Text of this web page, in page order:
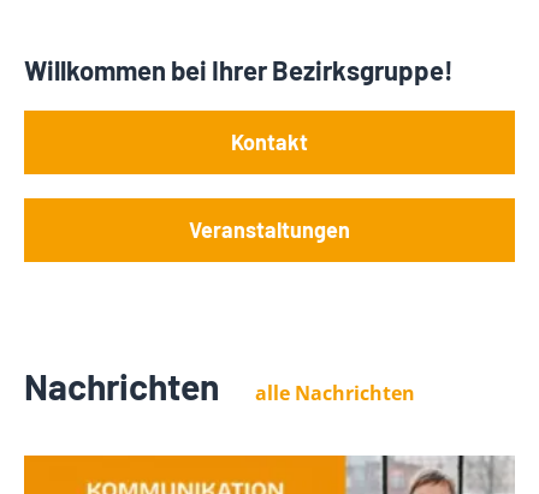
Willkommen bei Ihrer Bezirksgruppe!
Veranstaltungen
Kontakt
Nachrichten alle Nachrichten